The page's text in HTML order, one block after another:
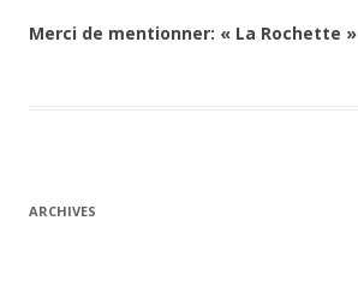
Merci de mentionner: « La Rochette »
ARCHIVES